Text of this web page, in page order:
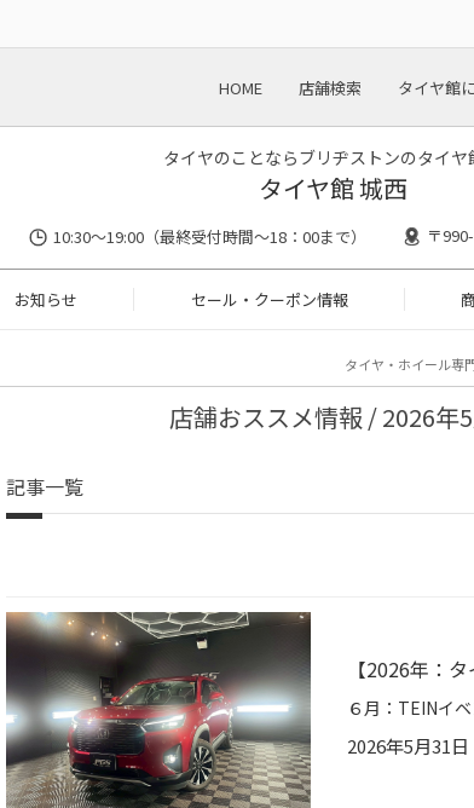
HOME 店舗検索 タイヤ館
タイヤのことならブリヂストンのタイヤ
タイヤ館 城西
10:30～19:00（最終受付時間～18：00まで） 〒
お知らせ セール・クーポン情報
タイヤ・ホイール専
店舗おススメ情報 / 2026年
記事一覧
【2026年：
2026年5月31日